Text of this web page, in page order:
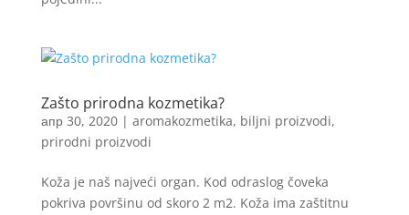
Zašto prirodna kozmetika?
апр 30, 2020| aromakozmetika, biljni proizvodi,
prirodni proizvodi
Koža je naš najveći organ. Kod odraslog čoveka
pokriva površinu od skoro 2 m2. Koža ima zaštitnu